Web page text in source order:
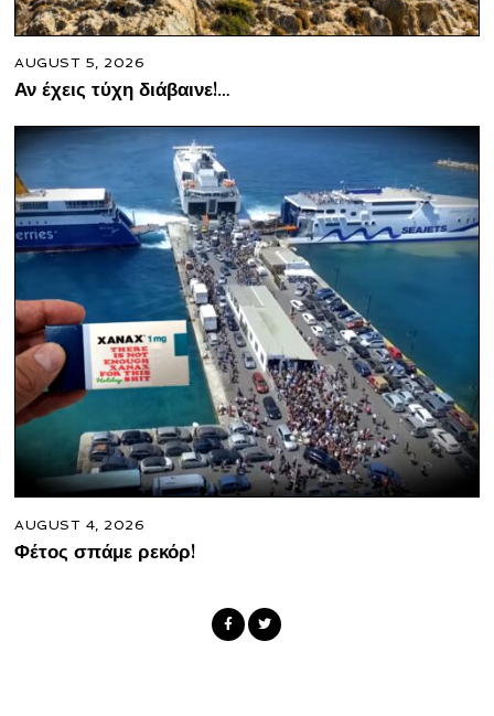
AUGUST 5, 2026
Αν έχεις τύχη διάβαινε!…
AUGUST 4, 2026
Φέτος σπάμε ρεκόρ!